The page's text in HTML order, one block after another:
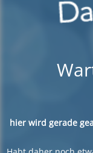
hier wird gerade